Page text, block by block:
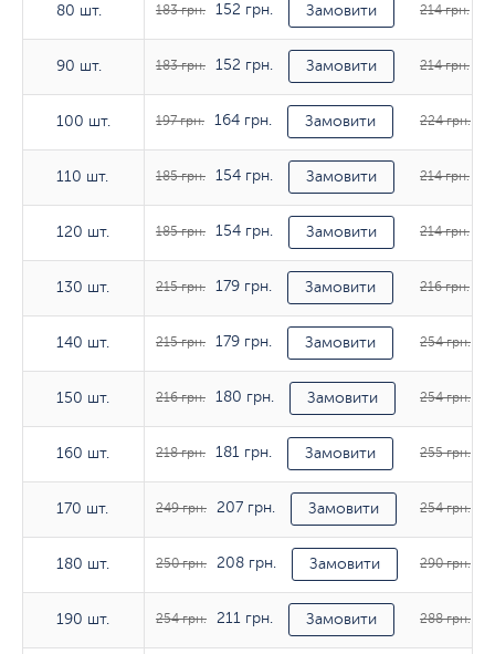
80 шт.
90 шт.
100 шт.
110 шт.
120 шт.
130 шт.
140 шт.
150 шт.
160 шт.
170 шт.
180 шт.
190 шт.
80 шт. 183 грн. 152 грн. Замовити 214 грн.
90 шт. 183 грн. 152 грн. Замовити 214 грн.
100 шт. 197 грн. 164 грн. Замовити 224 грн.
110 шт. 185 грн. 154 грн. Замовити 214 грн.
120 шт. 185 грн. 154 грн. Замовити 214 грн.
130 шт. 215 грн. 179 грн. Замовити 216 грн.
140 шт. 215 грн. 179 грн. Замовити 254 грн.
150 шт. 216 грн. 180 грн. Замовити 254 грн.
160 шт. 218 грн. 181 грн. Замовити 255 грн.
170 шт. 249 грн. 207 грн. Замовити 254 грн.
180 шт. 250 грн. 208 грн. Замовити 290 грн.
190 шт. 254 грн. 211 грн. Замовити 288 грн.